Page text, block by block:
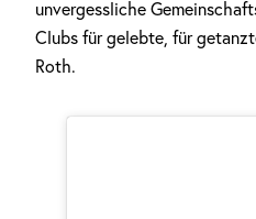
unvergessliche
Clubs für gelebte, für
Roth.